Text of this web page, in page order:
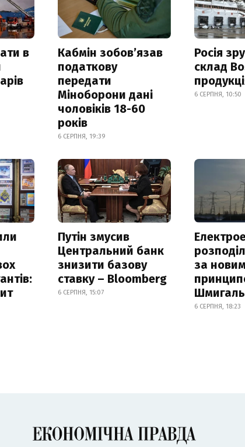
в
Кабмін зобовʼязав
податкову
передати
Міноборони дані
чоловіків 18-60
років
6 СЕРПНЯ, 19:39
Росія
склад
6 СЕРПНЯ, 10:50
Путін змусив
Центральний банк
знизити базову
ставку – Bloomberg
6 СЕРПНЯ, 15:07
за
Шмигаль
6 СЕРПНЯ, 18:23